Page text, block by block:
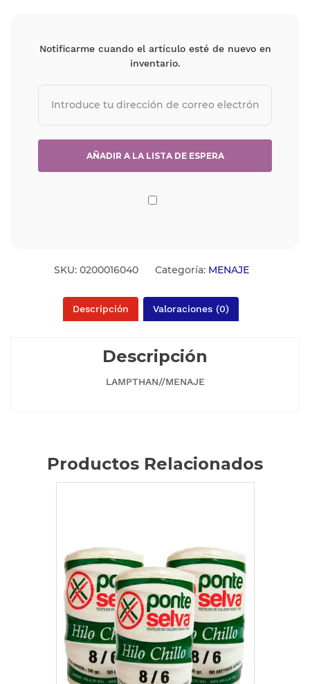
Notificarme cuando el artículo esté de nuevo en
inventario.
SKU: 0200016040 Categoría: MENAJE
Descripción Valoraciones (0)
Descripción
LAMPTHAN//MENAJE
Productos Relacionados